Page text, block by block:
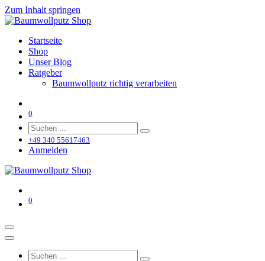
Zum Inhalt springen
Startseite
Shop
Unser Blog
Ratgeber
Baumwollputz richtig verarbeiten
0
+49 340 55617463
Anmelden
0